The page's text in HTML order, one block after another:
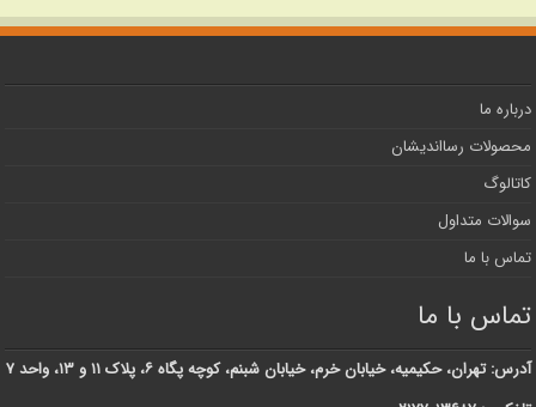
درباره ما
محصولات رسااندیشان
کاتالوگ
سوالات متداول
تماس با ما
تماس با ما
آدرس: تهران، حکیمیه، خیابان خرم، خیابان شبنم، کوچه پگاه ۶، پلاک ۱۱ و ۱۳، واحد ۷